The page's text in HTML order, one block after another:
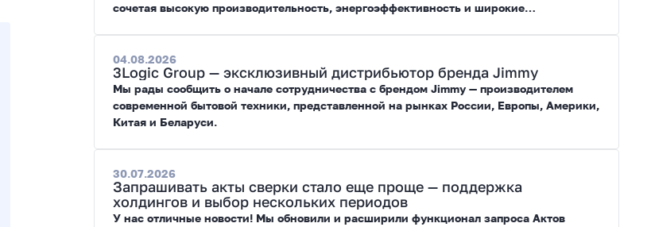
сочетая высокую производительность, энергоэффективность и широкие
04.08.2026
3Logic Group — эксклюзивный дистрибьютор бренда Jimmy
Мы рады сообщить о начале сотрудничества с брендом Jimmy — производителем
современной бытовой техники, представленной на рынках России, Европы, Америки,
Китая и Беларуси.
30.07.2026
Запрашивать акты сверки стало еще проще — поддержка
холдингов и выбор нескольких периодов
У нас отличные новости! Мы обновили и расширили функционал запроса Актов